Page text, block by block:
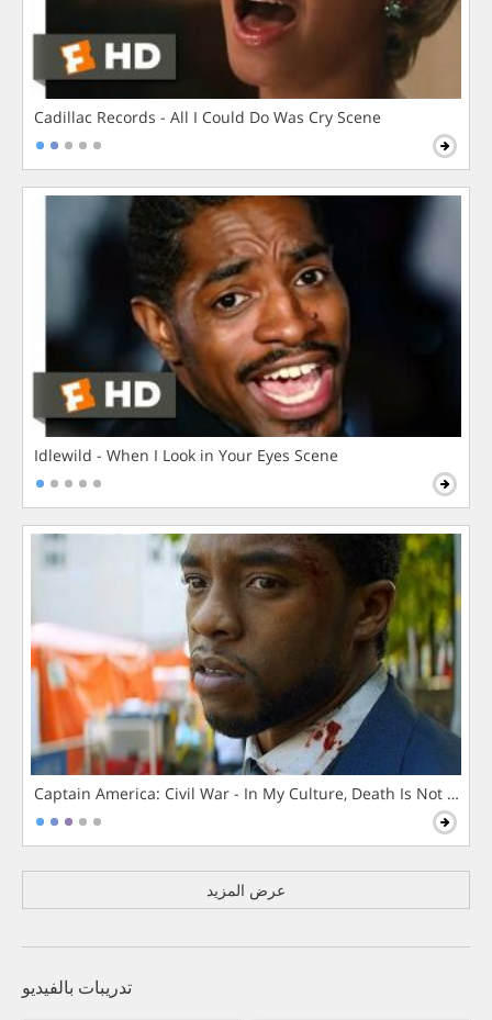
Cadillac Records - All I Could Do Was Cry Scene
Idlewild - When I Look in Your Eyes Scene
Captain America: Civil War - In My Culture, Death Is Not The
عرض المزيد
تدريبات بالفيديو